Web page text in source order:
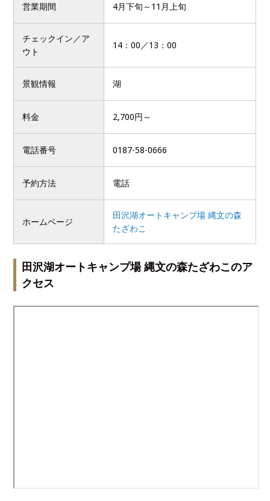
営業期間 4月下旬～11月上旬
チェックイン／ア
ウト
14：00／13：00
景観情報 湖
料金 2,700円～
電話番号 0187-58-0666
予約方法 電話
ホームページ
田沢湖オートキャンプ場 縄文の森
たざわこ
田沢湖オートキャンプ場 縄文の森たざわこのア
クセス